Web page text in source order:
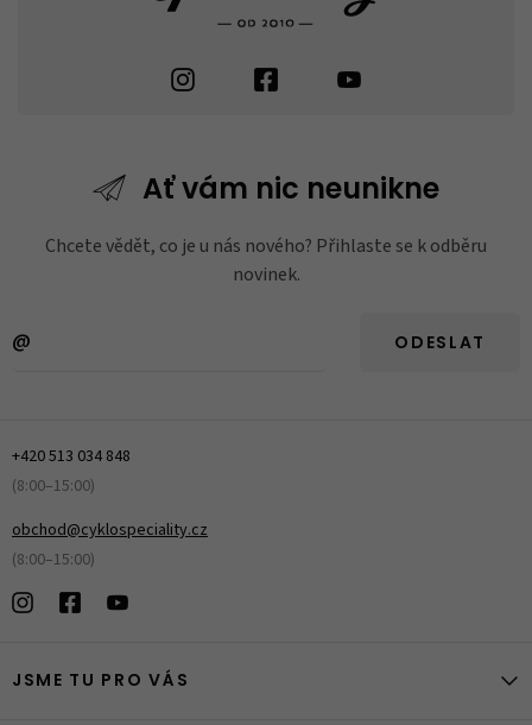
Ať vám nic neunikne
Chcete vědět, co je u nás nového? Přihlaste se k odběru
novinek.
ODESLAT
+420 513 034 848
(8:00–15:00)
obchod@cyklospeciality.cz
(8:00–15:00)
JSME TU PRO VÁS